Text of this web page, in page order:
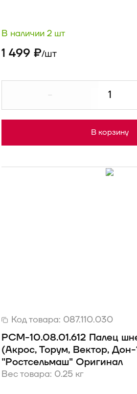
В наличии 2 шт
1 499 ₽/шт
В корзину
Код товара: 087.110.030
РСМ-10.08.01.612 Палец
(Акрос, Торум, Вектор,
"Ростсельмаш" Оригинал
Вес товара: 0.25 кг